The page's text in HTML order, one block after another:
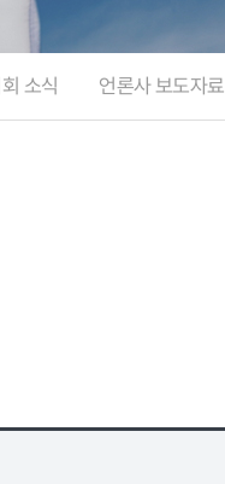
소식 언론사 보도자료